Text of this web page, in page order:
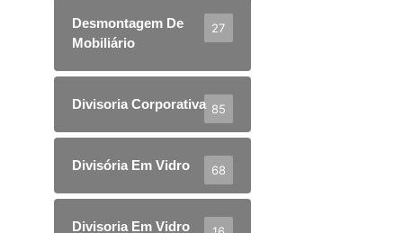
Desmontagem De
Mobiliário
27
Divisoria Corporativa 85
Divisória Em Vidro 68
Divisoria Em Vidro